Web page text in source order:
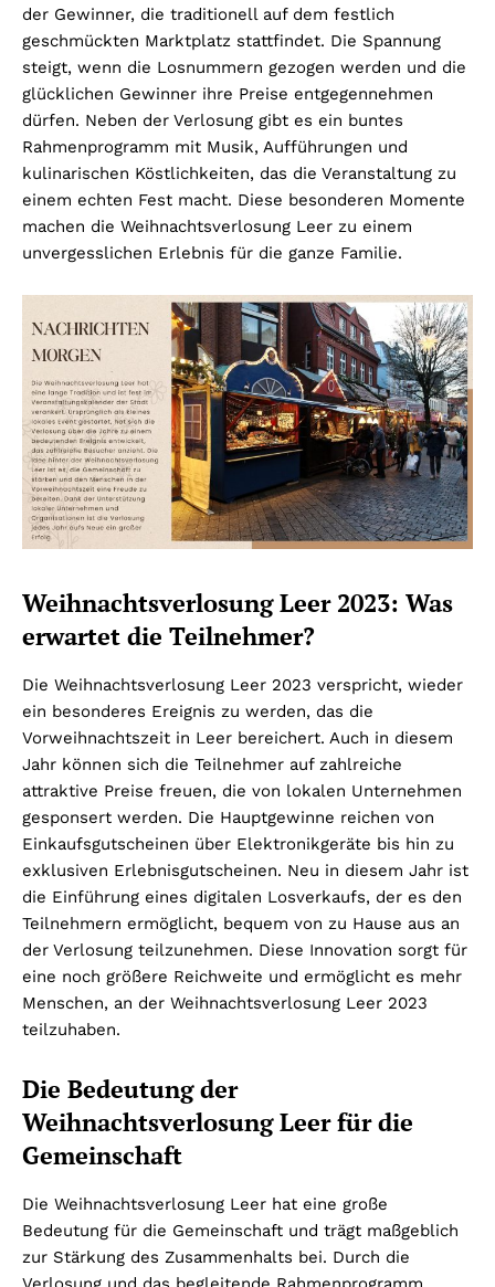
der Gewinner, die traditionell auf dem festlich
geschmückten Marktplatz stattfindet. Die Spannung
steigt, wenn die Losnummern gezogen werden und die
glücklichen Gewinner ihre Preise entgegennehmen
dürfen. Neben der Verlosung gibt es ein buntes
Rahmenprogramm mit Musik, Aufführungen und
kulinarischen Köstlichkeiten, das die Veranstaltung zu
einem echten Fest macht. Diese besonderen Momente
machen die Weihnachtsverlosung Leer zu einem
unvergesslichen Erlebnis für die ganze Familie.
Weihnachtsverlosung Leer 2023: Was
erwartet die Teilnehmer?
Die Weihnachtsverlosung Leer 2023 verspricht, wieder
ein besonderes Ereignis zu werden, das die
Vorweihnachtszeit in Leer bereichert. Auch in diesem
Jahr können sich die Teilnehmer auf zahlreiche
attraktive Preise freuen, die von lokalen Unternehmen
gesponsert werden. Die Hauptgewinne reichen von
Einkaufsgutscheinen über Elektronikgeräte bis hin zu
exklusiven Erlebnisgutscheinen. Neu in diesem Jahr ist
die Einführung eines digitalen Losverkaufs, der es den
Teilnehmern ermöglicht, bequem von zu Hause aus an
der Verlosung teilzunehmen. Diese Innovation sorgt für
eine noch größere Reichweite und ermöglicht es mehr
Menschen, an der Weihnachtsverlosung Leer 2023
teilzuhaben.
Die Bedeutung der
Weihnachtsverlosung Leer für die
Gemeinschaft
Die Weihnachtsverlosung Leer hat eine große
Bedeutung für die Gemeinschaft und trägt maßgeblich
zur Stärkung des Zusammenhalts bei. Durch die